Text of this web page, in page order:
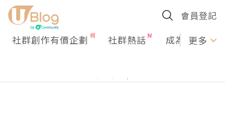
會員登記
社群創作有價企劃 社群熱話 成為U更多